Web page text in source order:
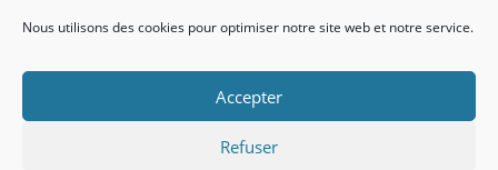
Nous utilisons des cookies pour optimiser notre site web et notre service.
Accepter
Refuser
visiteurs uniques: